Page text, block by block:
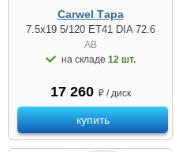
Carwel Тара
7.5x19 5/120 ET41 DIA 72.6
AB
на складе 12 шт.
17 260 ₽ / диск
купить